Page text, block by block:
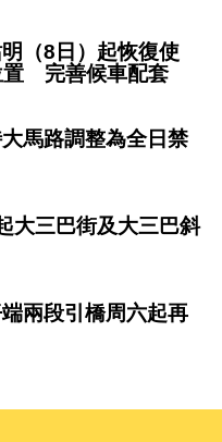
（8日）起恢復使
完善候車配套
馬路調整為全日禁
三巴街及大三巴斜
兩段引橋周六起再